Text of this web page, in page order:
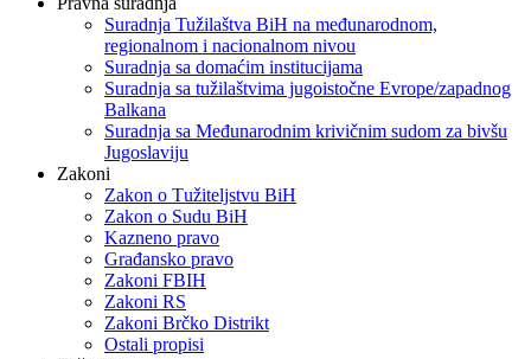
Suradnja Tužilaštva BiH na međunarodnom,
regionalnom i nacionalnom nivou
Suradnja sa domaćim institucijama
Suradnja sa tužilaštvima jugoistočne Evrope/zapadnog
Balkana
Suradnja sa Međunarodnim krivičnim sudom za bivšu
Jugoslaviju
Zakoni
Zakon o Тužiteljstvu BiH
Zakon o Sudu BiH
Kazneno pravo
Građansko pravo
Zakoni FBIH
Zakoni RS
Zakoni Brčko Distrikt
Ostali propisi